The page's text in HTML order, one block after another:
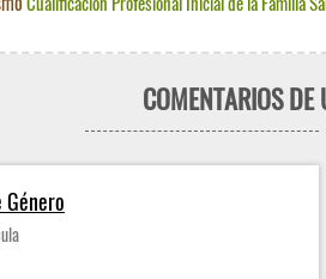
COMENTARIOS